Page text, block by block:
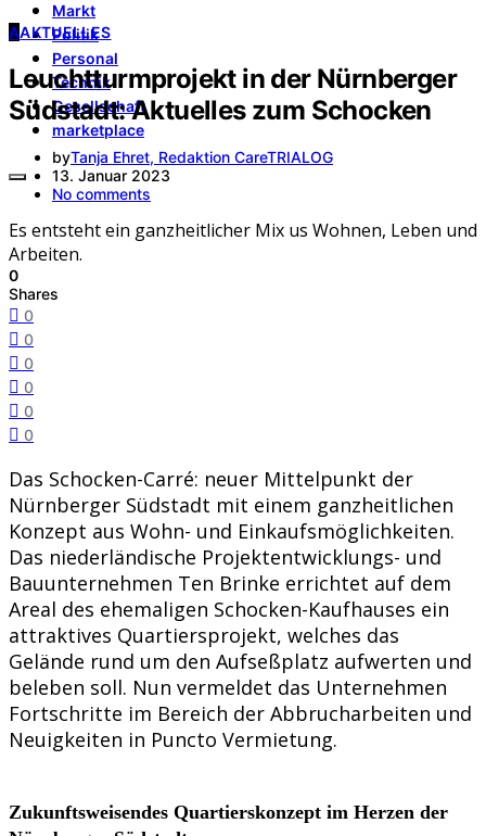
Markt
Politik
Personal
Technik
Gesellschaft
marketplace
AAKTUELLES
Leuchtturmprojekt in der Nürnberger
Südstadt: Aktuelles zum Schocken
byTanja Ehret, Redaktion CareTRIALOG
13. Januar 2023
No comments
Es entsteht ein ganzheitlicher Mix us Wohnen, Leben und
Arbeiten.
0
Shares
0
0
0
0
0
0
Das Schocken-Carré: neuer Mittelpunkt der
Nürnberger Südstadt mit einem ganzheitlichen
Konzept aus Wohn- und Einkaufsmöglichkeiten.
Das niederländische Projektentwicklungs- und
Bauunternehmen Ten Brinke errichtet auf dem
Areal des ehemaligen Schocken-Kaufhauses ein
attraktives Quartiersprojekt, welches das
Gelände rund um den Aufseßplatz aufwerten und
beleben soll. Nun vermeldet das Unternehmen
Fortschritte im Bereich der Abbrucharbeiten und
Neuigkeiten in Puncto Vermietung.
Zukunftsweisendes Quartierskonzept im Herzen der